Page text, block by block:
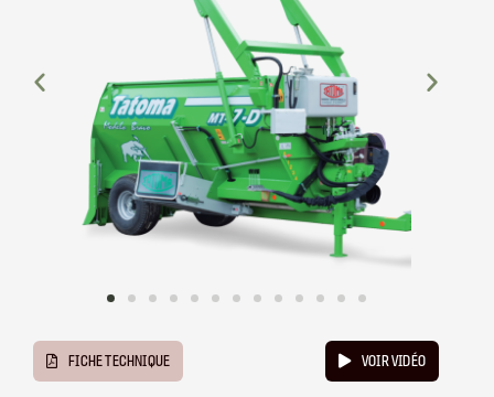
FICHE TECHNIQUE VOIR VIDÉO